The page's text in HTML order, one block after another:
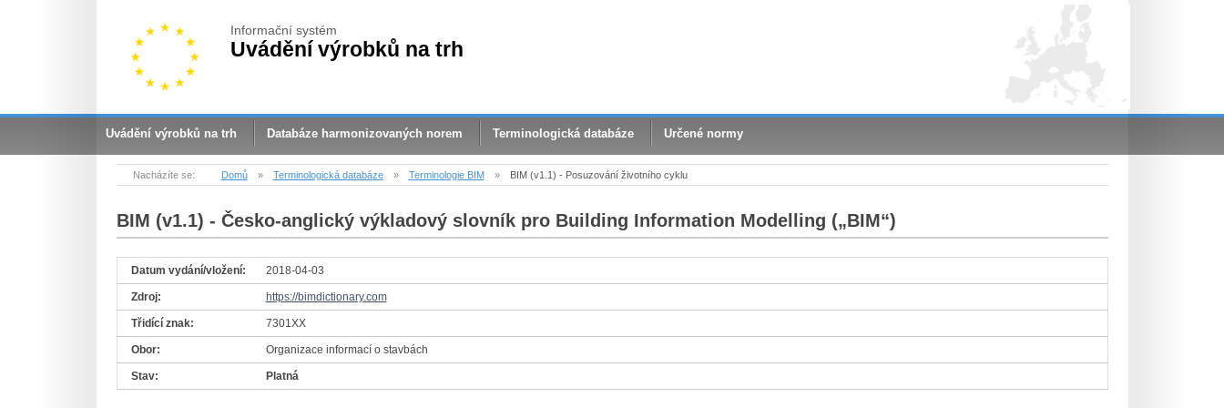
Informační systém
Uvádění výrobků na trh
Uvádění výrobků na trh Databáze harmonizovaných norem Terminologická databáze Určené normy
Nacházíte se: Domů » Terminologická databáze » Terminologie BIM » BIM (v1.1) - Posuzování životního cyklu
BIM (v1.1) - Česko-anglický výkladový slovník pro Building Information Modelling („BIM“)
Datum vydání/vložení: 2018-04-03
Zdroj: https://bimdictionary.com
Třidící znak: 7301XX
Obor: Organizace informací o stavbách
Stav: Platná